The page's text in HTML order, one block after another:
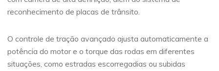
reconhecimento de placas de trânsito.
O controle de tração avançado ajusta automaticamente a
potência do motor e o torque das rodas em diferentes
situações, como estradas escorregadias ou subidas